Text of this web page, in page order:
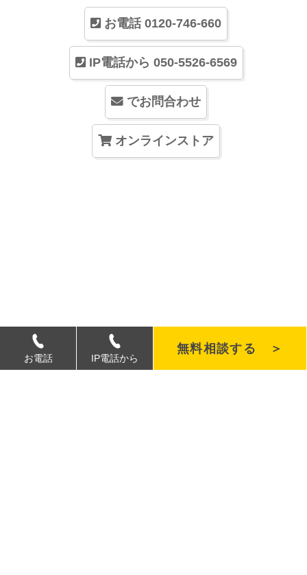
お電話 IP電話から
無料相談する ＞
お電話 0120-746-660
IP電話から 050-5526-6569
でお問合わせ
オンラインストア